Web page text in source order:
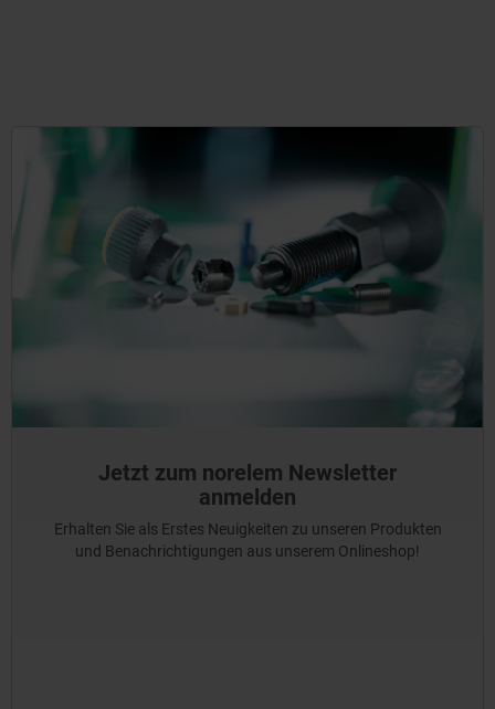
Jetzt zum norelem Newsletter
anmelden
Erhalten Sie als Erstes Neuigkeiten zu unseren Produkten
und Benachrichtigungen aus unserem Onlineshop!